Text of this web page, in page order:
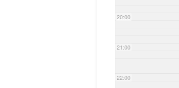
20:00
21:00
22:00